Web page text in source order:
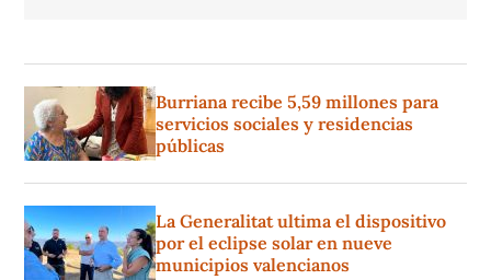
Burriana recibe 5,59 millones para
servicios sociales y residencias
públicas
La Generalitat ultima el dispositivo
por el eclipse solar en nueve
municipios valencianos